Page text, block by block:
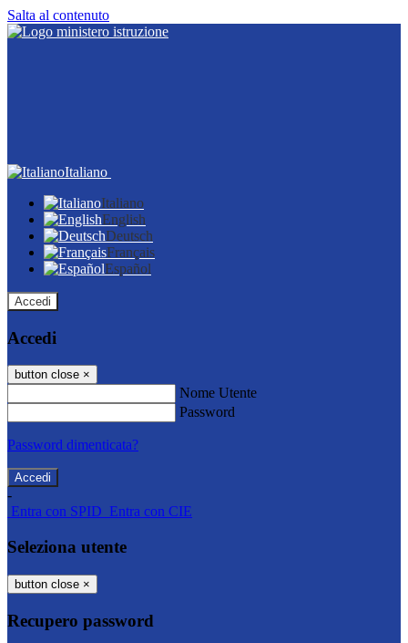
Salta al contenuto
Italiano
Italiano
English
Deutsch
Français
Español
Accedi
Accedi
button close ×
Nome Utente
Password
Password dimenticata?
-
Entra con SPID Entra con CIE
Seleziona utente
button close ×
Recupero password